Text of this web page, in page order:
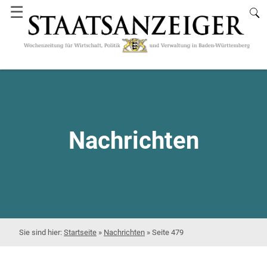
☰
Nachrichten
Startseite » Nachrichten » Seite 479